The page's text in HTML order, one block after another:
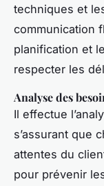
techniques et
communication
planification et
respecter les
Analyse des
Il effectue
s’assurant que
attentes du
pour prévenir